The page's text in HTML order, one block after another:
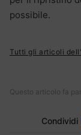
possibile.
Tutti gli articoli
Questo articolo fa
Condividi